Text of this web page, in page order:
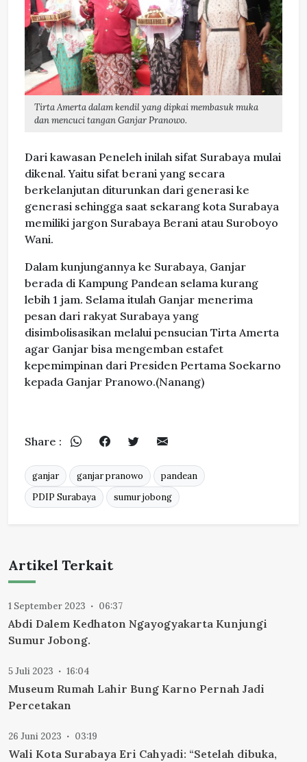
Tirta Amerta dalam kendil yang dipkai membasuk muka
dan mencuci tangan Ganjar Pranowo.
Dari kawasan Peneleh inilah sifat Surabaya mulai
dikenal. Yaitu sifat berani yang secara
berkelanjutan diturunkan dari generasi ke
generasi sehingga saat sekarang kota Surabaya
memiliki jargon Surabaya Berani atau Suroboyo
Wani.
Dalam kunjungannya ke Surabaya, Ganjar
berada di Kampung Pandean selama kurang
lebih 1 jam. Selama itulah Ganjar menerima
pesan dari rakyat Surabaya yang
disimbolisasikan melalui pensucian Tirta Amerta
agar Ganjar bisa mengemban estafet
kepemimpinan dari Presiden Pertama Soekarno
kepada Ganjar Pranowo.(Nanang)
Share :
ganjar ganjar pranowo
pandean
PDIP Surabaya
sumur jobong
Artikel Terkait
1 September 2023 06:37
Abdi Dalem Kedhaton Ngayogyakarta Kunjungi
Sumur Jobong.
5 Juli 2023 16:04
Museum Rumah Lahir Bung Karno Pernah Jadi
Percetakan
26 Juni 2023 03:19
Wali Kota Surabaya Eri Cahyadi: “Setelah dibuka,